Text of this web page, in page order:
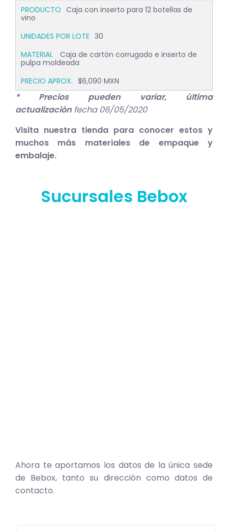
Caja con inserto para 12 botellas de
vino
30
Caja de cartón corrugado e inserto de
pulpa moldeada
$6,090 MXN
* Precios pueden variar, última
actualización fecha 06/05/2020
Visita nuestra tienda para conocer estos y
muchos más materiales de empaque y
embalaje.
Sucursales Bebox
Ahora te aportamos los datos de la única sede
de Bebox, tanto su dirección como datos de
contacto.